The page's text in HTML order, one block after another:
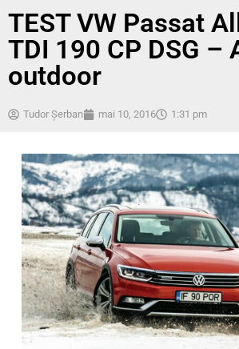
TEST VW Passat
TDI 190 CP DSG –
outdoor
Tudor Șerban mai 10, 2016 1:31 pm